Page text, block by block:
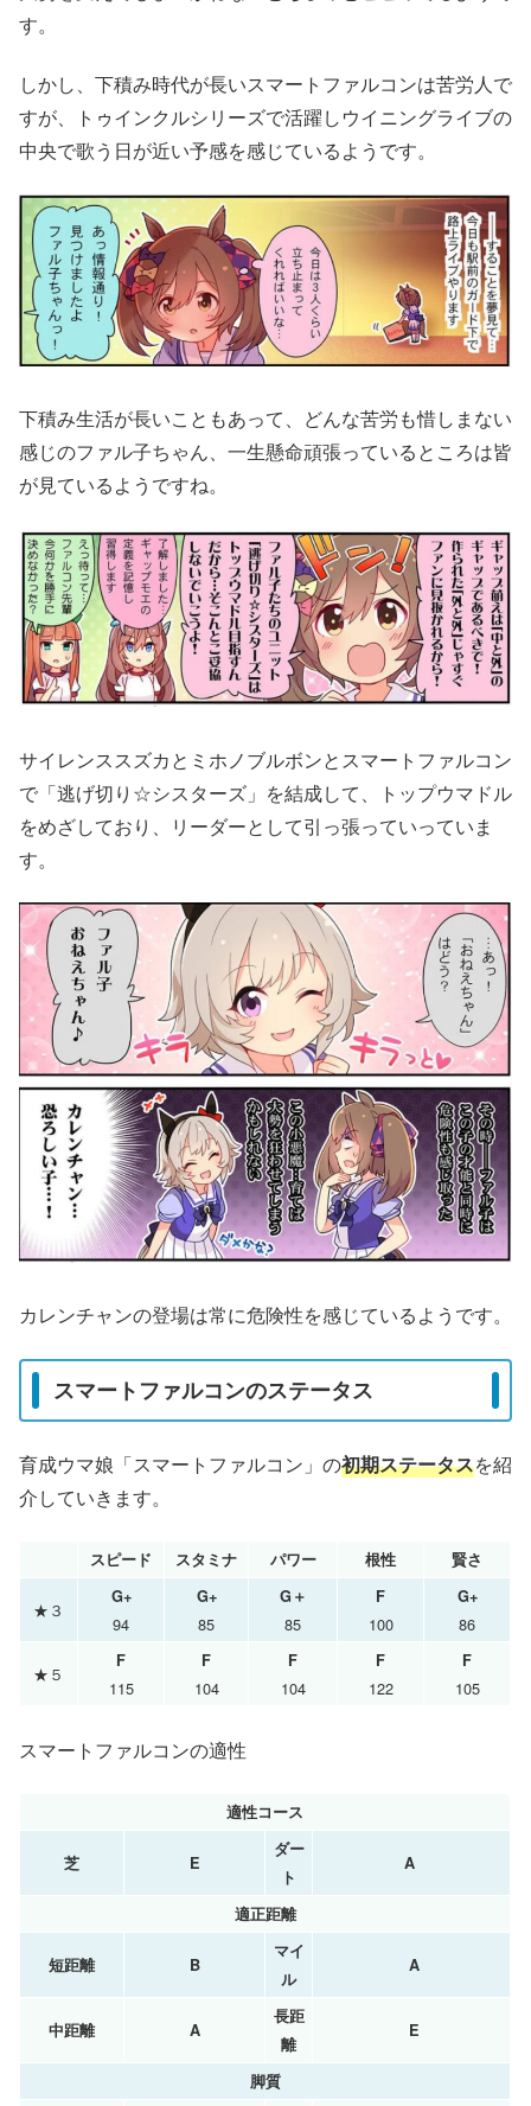
す。
しかし、下積み時代が長いスマートファルコンは苦労人で
すが、トゥインクルシリーズで活躍しウイニングライブの
中央で歌う日が近い予感を感じているようです。
下積み生活が長いこともあって、どんな苦労も惜しまない
感じのファル子ちゃん、一生懸命頑張っているところは皆
が見ているようですね。
サイレンススズカとミホノブルボンとスマートファルコン
で「逃げ切り☆シスターズ」を結成して、トップウマドル
をめざしており、リーダーとして引っ張っていっていま
す。
カレンチャンの登場は常に危険性を感じているようです。
スマートファルコンのステータス
育成ウマ娘「スマートファルコン」の初期ステータスを紹
介していきます。
スピード スタミナ パワー 根性 賢さ
★３
G+
94
G+
85
G＋
85
F
100
G+
86
★５
F
115
F
104
F
104
F
122
F
105
スマートファルコンの適性
適性コース
芝 E
ダー
ト
A
適正距離
短距離 B
マイ
ル
A
中距離 A
長距
離
E
脚質